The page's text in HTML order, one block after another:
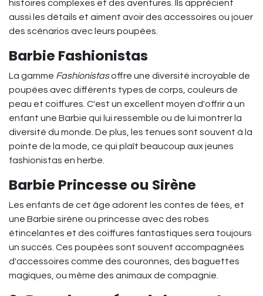
histoires complexes et des aventures. Ils apprécient
aussi les détails et aiment avoir des accessoires ou jouer
des scénarios avec leurs poupées.
Barbie Fashionistas
La gamme Fashionistasoffre une diversité incroyable de
poupées avec différents types de corps, couleurs de
peau et coiffures. C'est un excellent moyen d'offrir à un
enfant une Barbie qui lui ressemble ou de lui montrer la
diversité du monde. De plus, les tenues sont souvent à la
pointe de la mode, ce qui plaît beaucoup aux jeunes
fashionistas en herbe.
Barbie Princesse ou Sirène
Les enfants de cet âge adorent les contes de fées, et
une Barbie sirène ou princesse avec des robes
étincelantes et des coiffures fantastiques sera toujours
un succès. Ces poupées sont souvent accompagnées
d'accessoires comme des couronnes, des baguettes
magiques, ou même des animaux de compagnie.